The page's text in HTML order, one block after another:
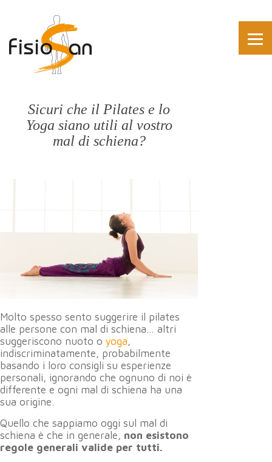
Sicuri che il Pilates e lo
Yoga siano utili al vostro
mal di schiena?
Molto spesso sento suggerire il pilates
alle persone con mal di schiena… altri
suggeriscono nuoto o yoga,
indiscriminatamente, probabilmente
basando i loro consigli su esperienze
personali, ignorando che ognuno di noi è
differente e ogni mal di schiena ha una
sua origine.
Quello che sappiamo oggi sul mal di
schiena è che in generale, non esistono
regole generali valide per tutti.